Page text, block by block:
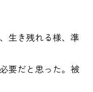
生き残れる様、準
要だと思った。被